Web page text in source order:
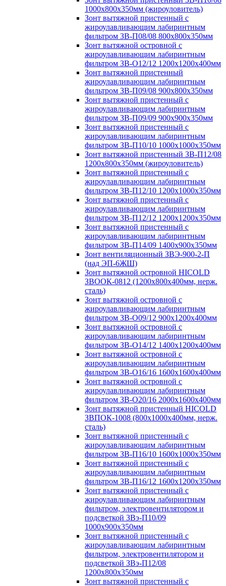
1000х800х350мм (жироуловитель)
Зонт вытяжной пристенный с
жироулавливающим лабиринтным
фильтром ЗВ-П08/08 800х800х350мм
Зонт вытяжной островной с
жироулавливающим лабиринтным
фильтром ЗВ-О12/12 1200х1200х400мм
Зонт вытяжной пристенный
жироулавливающим лабиринтным
фильтром ЗВ-П09/08 900х800х350мм
Зонт вытяжной пристенный с
жироулавливающим лабиринтным
фильтром ЗВ-П09/09 900х900х350мм
Зонт вытяжной пристенный с
жироулавливающим лабиринтным
фильтром ЗВ-П10/10 1000х1000х350мм
Зонт вытяжной пристенный ЗВ-П12/08
1200х800х350мм (жироуловитель)
Зонт вытяжной пристенный с
жироулавливающим лабиринтным
фильтром ЗВ-П12/10 1200х1000х350мм
Зонт вытяжной пристенный с
жироулавливающим лабиринтным
фильтром ЗВ-П12/12 1200х1200х350мм
Зонт вытяжной пристенный с
жироулавливающим лабиринтным
фильтром ЗВ-П14/09 1400х900х350мм
Зонт вентиляционный ЗВЭ-900-2-П
(над ЭП-6ЖШ)
Зонт вытяжной островной HICOLD
ЗВООК-0812 (1200х800x400мм, нерж.
сталь)
Зонт вытяжной островной с
жироулавливающим лабиринтным
фильтром ЗВ-О09/12 900х1200х400мм
Зонт вытяжной островной с
жироулавливающим лабиринтным
фильтром ЗВ-О14/12 1400х1200х400мм
Зонт вытяжной островной с
жироулавливающим лабиринтным
фильтром ЗВ-О16/16 1600х1600х400мм
Зонт вытяжной островной с
жироулавливающим лабиринтным
фильтром ЗВ-О20/16 2000х1600х400мм
Зонт вытяжной пристенный HICOLD
ЗВПОК-1008 (800х1000х400мм, нерж.
сталь)
Зонт вытяжной пристенный с
жироулавливающим лабиринтным
фильтром ЗВ-П16/10 1600х1000х350мм
Зонт вытяжной пристенный с
жироулавливающим лабиринтным
фильтром ЗВ-П16/12 1600х1200х350мм
Зонт вытяжной пристенный с
жироулавливающим лабиринтным
фильтром, электровентилятором и
подсветкой ЗВэ-П10/09
1000х900х350мм
Зонт вытяжной пристенный с
жироулавливающим лабиринтным
фильтром, электровентилятором и
подсветкой ЗВэ-П12/08
1200х800х350мм
Зонт вытяжной пристенный с